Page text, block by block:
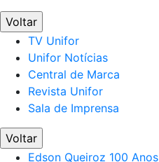
Voltar
TV Unifor
Unifor Notícias
Central de Marca
Revista Unifor
Sala de Imprensa
Voltar
Edson Queiroz 100 Anos